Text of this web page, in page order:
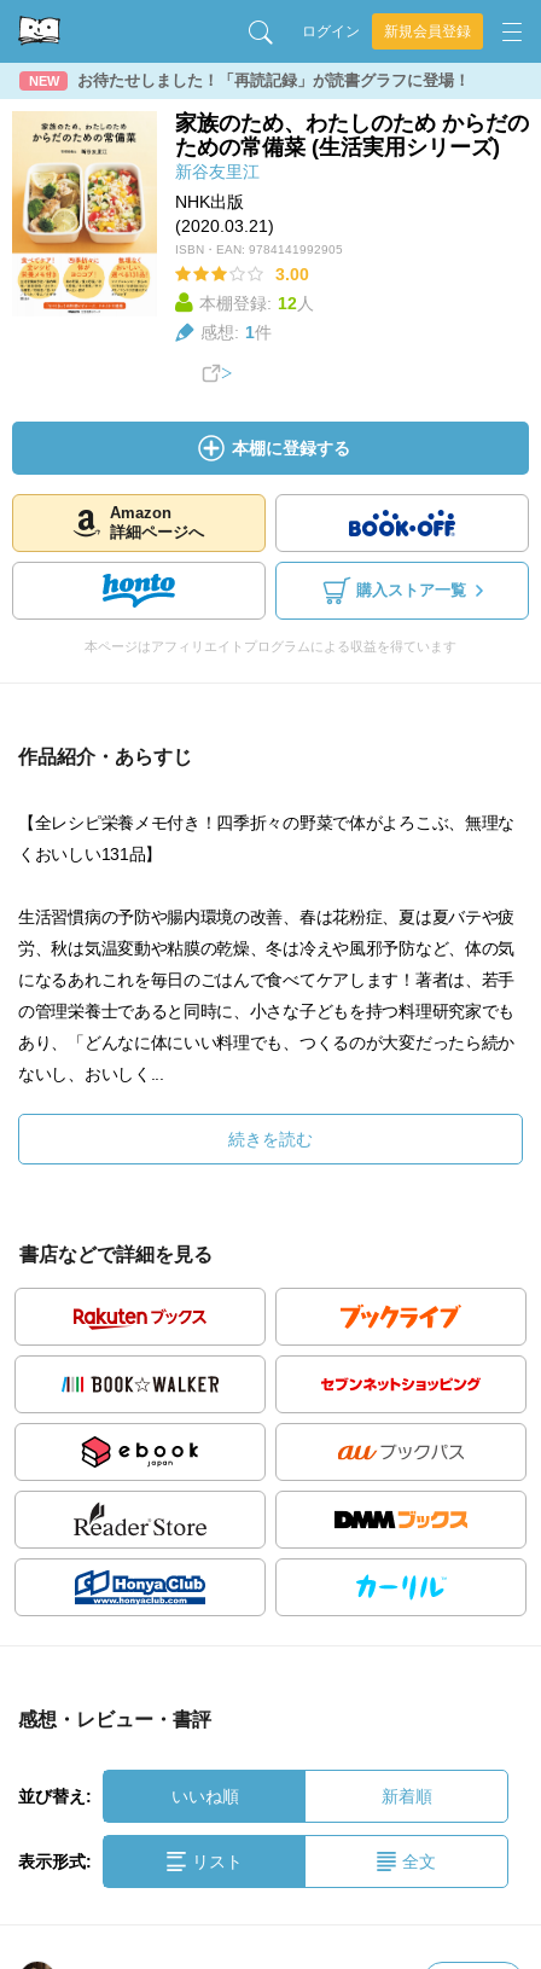
ログイン 新規会員登録
NEW お待たせしました！「再読記録」が読書グラフに登場！
家族のため、わたしのため からだの
ための常備菜 (生活実用シリーズ)
新谷友里江
NHK出版
(2020.03.21)
ISBN・EAN: 9784141992905
3.00
本棚登録: 12人
感想: 1件
本棚に登録する
Amazon
詳細ページへ
購入ストア一覧
本ページはアフィリエイトプログラムによる収益を得ています
作品紹介・あらすじ
【全レシピ栄養メモ付き！四季折々の野菜で体がよろこぶ、無理な
くおいしい131品】
生活習慣病の予防や腸内環境の改善、春は花粉症、夏は夏バテや疲
労、秋は気温変動や粘膜の乾燥、冬は冷えや風邪予防など、体の気
になるあれこれを毎日のごはんで食べてケアします！著者は、若手
の管理栄養士であると同時に、小さな子どもを持つ料理研究家でも
あり、「どんなに体にいい料理でも、つくるのが大変だったら続か
ないし、おいしく...
続きを読む
書店などで詳細を見る
感想・レビュー・書評
並び替え: いいね順 新着順
表示形式: リスト 全文